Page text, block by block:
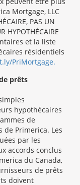
Mortgage, LLC
PAS UN
HYPOTHÉCAIRE
et la liste
résidentiels
PriMortgage.
prêts
hypothécaires
de
Primerica. Les
par les
accords conclus
du Canada,
de prêts
doivent